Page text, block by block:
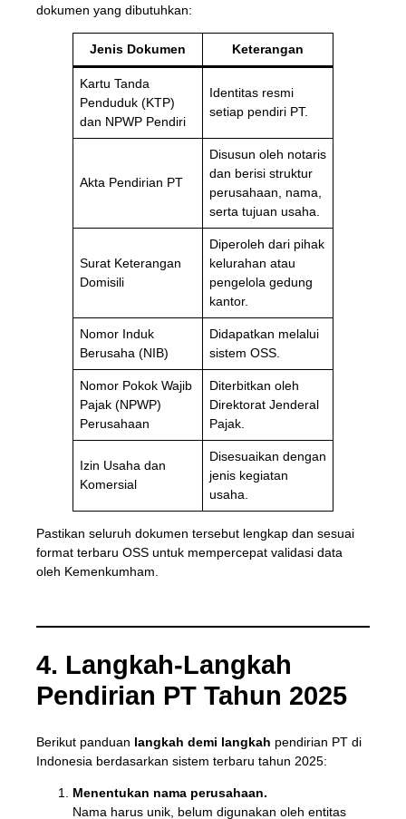
dokumen yang dibutuhkan:
Jenis Dokumen Keterangan
Kartu Tanda
Penduduk (KTP)
dan NPWP Pendiri
Identitas resmi
setiap pendiri PT.
Akta Pendirian PT
Disusun oleh notaris
dan berisi struktur
perusahaan, nama,
serta tujuan usaha.
Surat Keterangan
Domisili
Diperoleh dari pihak
kelurahan atau
pengelola gedung
kantor.
Nomor Induk
Berusaha (NIB)
Didapatkan melalui
sistem OSS.
Nomor Pokok Wajib
Pajak (NPWP)
Perusahaan
Diterbitkan oleh
Direktorat Jenderal
Pajak.
Izin Usaha dan
Komersial
Disesuaikan dengan
jenis kegiatan
usaha.
Pastikan seluruh dokumen tersebut lengkap dan sesuai
format terbaru OSS untuk mempercepat validasi data
oleh Kemenkumham.
4. Langkah-Langkah
Pendirian PT Tahun 2025
Berikut panduan langkah demi langkah pendirian PT di
Indonesia berdasarkan sistem terbaru tahun 2025:
Menentukan nama perusahaan.
Nama harus unik, belum digunakan oleh entitas